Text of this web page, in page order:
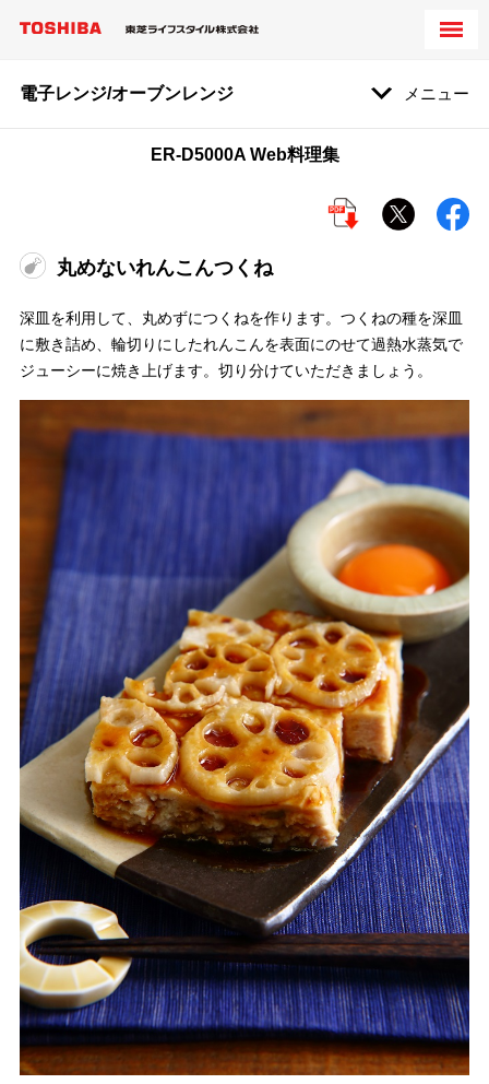
電子レンジ/オーブンレンジ メニュー
ER-D5000A Web料理集
丸めないれんこんつくね
深皿を利用して、丸めずにつくねを作ります。つくねの種を深皿
に敷き詰め、輪切りにしたれんこんを表面にのせて過熱水蒸気で
ジューシーに焼き上げます。切り分けていただきましょう。